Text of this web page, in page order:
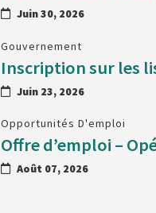
Juin 30, 2026
Gouvernement
Inscription sur les
Juin 23, 2026
Opportunités D'emploi
Offre d’emploi –
Août 07, 2026